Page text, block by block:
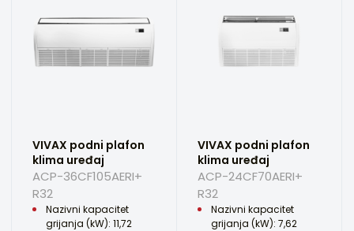
VIVAX podni plafon
klima uređaj
ACP-36CF105AERI+
R32
Nazivni kapacitet
grijanja (kW): 11,72
VIVAX podni plafon
klima uređaj
ACP-24CF70AERI+
R32
Nazivni kapacitet
grijanja (kW): 7,62